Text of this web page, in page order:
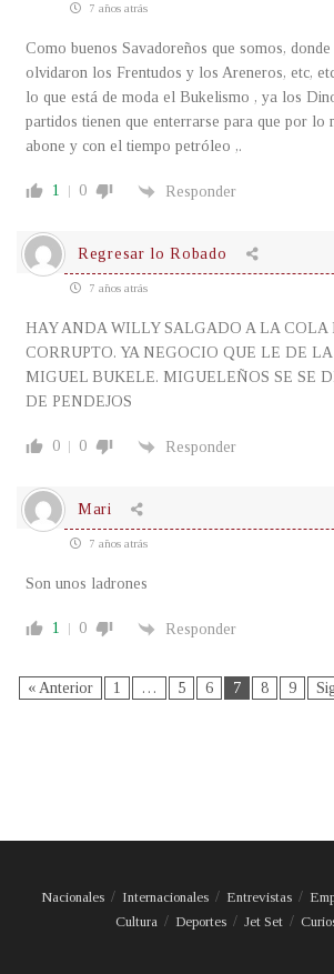
7 años atrás
Como buenos Savadoreños que somos,
olvidaron los Frentudos y los Areneros, etc,
lo que está de moda el Bukelismo , ya los
partidos tienen que enterrarse para que por lo
abone y con el tiempo petróleo ,.
1 0 Responder
Regresar lo Robado
7 años atrás
HAY ANDA WILLY SALGADO A LA COLA
CORRUPTO. YA NEGOCIO QUE LE DE
MIGUEL BUKELE. MIGUELEÑOS SE SE
DE PENDEJOS
0 0 Responder
Mari
7 años atrás
Son unos ladrones
1 0 Responder
« Anterior 1 … 5 6 7 8 9
Nacionales Internacionales Entrevistas
Cultura
Deportes Jet Set